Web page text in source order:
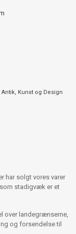
Kunst og Design
har solgt vores varer
stadigvæk er et
over landegrænserne,
og forsendelse til